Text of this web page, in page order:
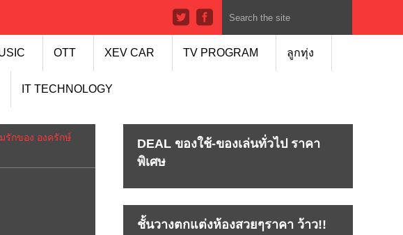
OTT XEV CAR TV PROGRAM ลูกทุ่ง
IT TECHNOLOGY
รักของ องครักษ์
DEAL ของใช้-ของเล่นทั่วไป ราคา
พิเศษ
ชั้นวางตกแต่งห้องสวยๆราคา ว้าว!!